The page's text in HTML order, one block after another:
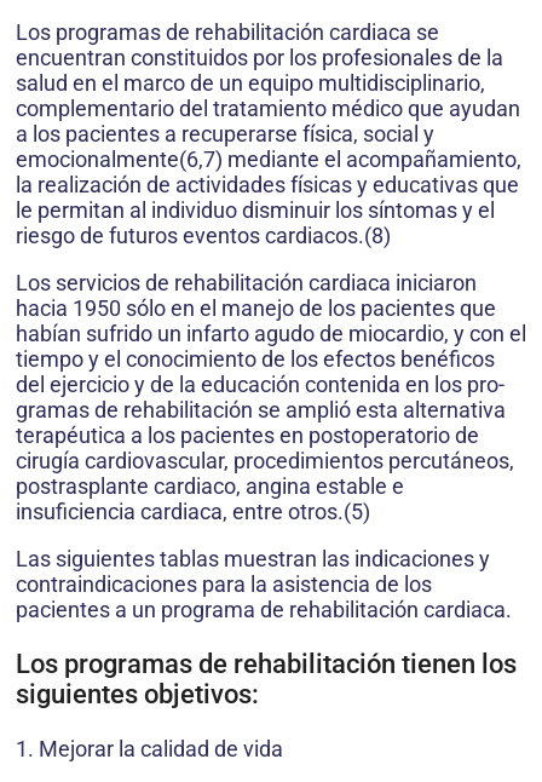
Los programas de rehabilitación car­diaca se
encuentran constituidos por los profesionales de la
salud en el mar­co de un equipo multidisciplinario,
com­plementario del tratamiento médico que ayudan
a los pacientes a recupe­rarse física, social y
emocionalmen­te(6,7) mediante el acompañamiento,
la realización de actividades físicas y edu­cativas que
le permitan al individuo disminuir los síntomas y el
riesgo de futuros eventos cardiacos.(8)
Los servicios de rehabilitación cardia­ca iniciaron
hacia 1950 sólo en el ma­nejo de los pacientes que
habían su­frido un infarto agudo de miocardio, y con el
tiempo y el conocimiento de los efectos benéficos
del ejercicio y de la educación contenida en los pro­
gramas de rehabilitación se amplió esta alternativa
terapéutica a los pacientes en postoperatorio de
cirugía cardiovas­cular, procedimientos percutáneos,
pos­trasplante cardiaco, angina estable e
insuficiencia cardiaca, entre otros.(5)
Las siguientes tablas muestran las in­dicaciones y
contraindicaciones para la asistencia de los
pacientes a un programa de rehabilitación cardiaca.
Los programas de rehabilitación tie­nen los
siguientes objetivos:
1. Mejorar la calidad de vida